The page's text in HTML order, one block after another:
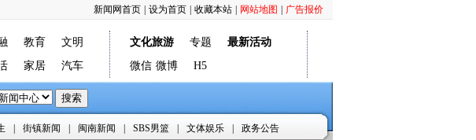
广告报价
网站地图
收藏本站
设为首页
新闻网首页
教育
文明
家居 汽车
文化旅游 专题
最新活动
微信 微博 H5
街镇新闻 闽南新闻 SBS男篮 文体娱乐 政务公告